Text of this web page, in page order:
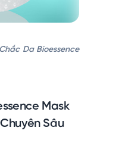
Da Bioessence
Mask
Sâu